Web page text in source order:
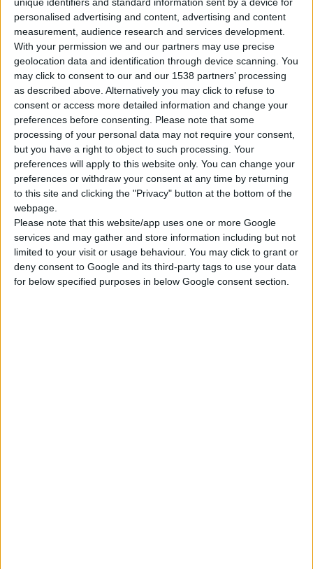
unique identifiers and standard information sent by a device for
personalised advertising and content, advertising and content
measurement, audience research and services development.
With your permission we and our partners may use precise
geolocation data and identification through device scanning. You
may click to consent to our and our 1538 partners’ processing
as described above. Alternatively you may click to refuse to
consent or access more detailed information and change your
preferences before consenting. Please note that some
processing of your personal data may not require your consent,
but you have a right to object to such processing. Your
preferences will apply to this website only. You can change your
preferences or withdraw your consent at any time by returning
to this site and clicking the "Privacy" button at the bottom of the
webpage.
Please note that this website/app uses one or more Google
services and may gather and store information including but not
limited to your visit or usage behaviour. You may click to grant or
deny consent to Google and its third-party tags to use your data
for below specified purposes in below Google consent section.
15/1/2010
ΙΚΑ: Σχετικά με τη χορήγηση φαρμάκων με μπλε στοιχεία
ταινίας γνησιότητας